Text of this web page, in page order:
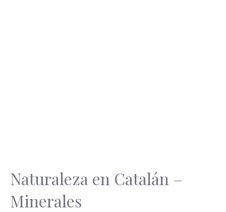
Naturaleza en Catalán –
Minerales